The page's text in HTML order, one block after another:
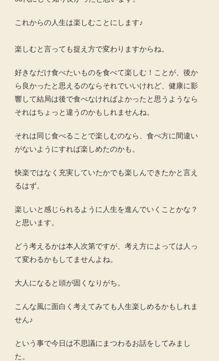
これからの人生は楽しむことにします♪
楽しむと言っても捉え方で変わりますからね。
好きなだけ食べたいものを食べて楽しむ！ことが、後か
ら良かったと思えるのならそれでいいけれど、健康に影
響して結局は後で食べなければよかったと思うようなら
それはちょっと違うのかもしれませんね。
それは同じ食べることで楽しむのなら、食べ方に間違い
がないようにすれば楽しめたのかも。
快楽ではなく充実していたかでも楽しんできたかと言え
るはず。
楽しいと感じられるように人生を進んでいくことかな？
と思います。
どう考えるかは本人次第ですが、考え方によっては人っ
て変わるかもしてませんよね。
大人になると頭が固くなりがち。
こんな風に面白く考えてみても人生楽しめるかもしれま
せん♪
という事で今日は不思議にまつわるお話をしてみまし
た。